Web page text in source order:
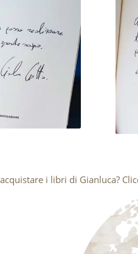
i libri di Gianluca?